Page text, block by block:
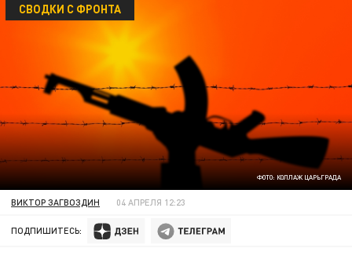
ФОТО: КОЛЛАЖ ЦАРЬГРАДА
СВОДКИ С ФРОНТА
ВИКТОР ЗАГВОЗДИН 04 АПРЕЛЯ 12:23
ПОДПИШИТЕСЬ: